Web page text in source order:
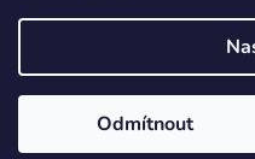
Odmítnout
PŘIHLÁSIT SE
Vytvořil